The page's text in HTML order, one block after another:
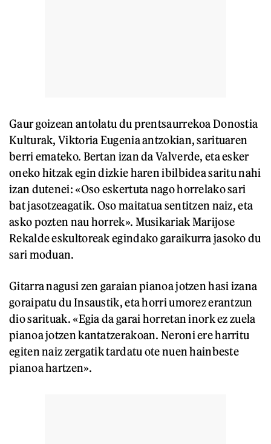
Gaur goizean antolatu du prentsaurrekoa Donostia
Kulturak, Viktoria Eugenia antzokian, sarituaren
berri emateko. Bertan izan da Valverde, eta esker
oneko hitzak egin dizkie haren ibilbidea saritu nahi
izan dutenei: «Oso eskertuta nago horrelako sari
bat jasotzeagatik. Oso maitatua sentitzen naiz, eta
asko pozten nau horrek». Musikariak Marijose
Rekalde eskultoreak egindako garaikurra jasoko du
sari moduan.
Gitarra nagusi zen garaian pianoa jotzen hasi izana
goraipatu du Insaustik, eta horri umorez erantzun
dio sarituak. «Egia da garai horretan inork ez zuela
pianoa jotzen kantatzerakoan. Neroni ere harritu
egiten naiz zergatik tardatu ote nuen hainbeste
pianoa hartzen».